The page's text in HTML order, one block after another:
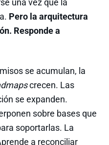
una vez que la
Pero la arquitectura
Responde a
se acumulan, la
crecen. Las
se expanden.
sobre bases que
soportarlas. La
a reconciliar